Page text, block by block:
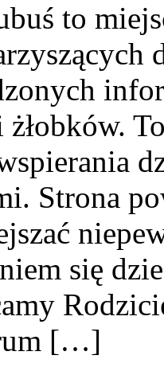
to
Strona
się
[…]